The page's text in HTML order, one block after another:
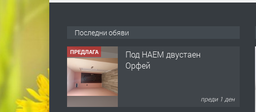
Последни обяви
ПРЕДЛАГА
Под НАЕМ двустаен
Орфей
преди 1 ден